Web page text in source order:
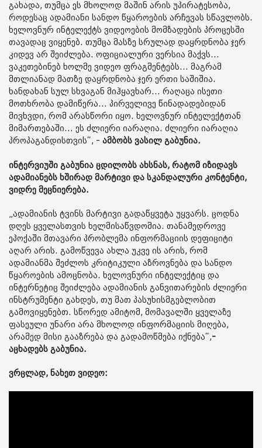
გახადა, თუმცა ეს მხოლოდ მაშინ არის უპირატესობა,
როდესაც ადამიანი სანდო წყაროების არჩევას სწავლობს.
ხელოვნურ ინტელექტს ვიდეოების მომზადების პროცესში
თავადაც ვიყენებ. თუმცა მასზე სრულად დაყრდნობა ჯერ
კიდევ არ შეიძლება. ოფიციალური ვერსია მაქვს...
ვაკეთებინებ ხოლმე ვიდეო ფრაგმენტებს... მაგრამ
მთლიანად მათზე დაყრდნობა ჯერ ერთი საშიშია.
ხანდახან სულ სხვაგან მიჰყავხარ... რაღაცა ისეთი
მოთხრობა დამიწერა... პირველივე წინადადებიდან
მივხვდი, რომ არასწორი იყო. ხელოვნურ ინტელექტთან
მიმართებაში... ეს ძლიერი იარაღია. ძლიერი იარაღია
პროპაგანდისთვის“, - ამბობს ვასილ გაბუნია.
ინტერვიუში გაბუნია ცდილობს ახსნას, რატომ იზიდავს
ადამიანებს ხშირად მარტივი და სკანდალური კონტენტი,
ვიდრე მეცნიერება.
„ადამიანის ტვინს მარტივი გადაწყვეტა უყვარს. ცოდნა
დღეს ყველასთვის ხელმისაწვდომია. თანამედროვე
ეპოქაში მთავარი პრობლემა ინფორმაციის დეფიციტი
აღარ არის. გამოწვევა ახლა უკვე ის არის, რომ
ადამიანმა შეძლოს კრიტიკული აზროვნება და სანდო
წყაროების ამოცნობა. ხელოვნური ინტელექტიც და
ინტერნეტიც შეიძლება ადამიანის განვითარების ძლიერი
ინსტრუმენტი გახდეს, თუ მათ პასუხისმგებლობით
გამოვიყენებთ. სწორედ ამიტომ, მომავალში ყველაზე
ფასეული უნარი არა მხოლოდ ინფორმაციის მიღება,
არამედ მისი გააზრება და გადამოწმება იქნება“,-
აცხადებს გაბუნია.
ვრცლად, ნახეთ ვიდეო: